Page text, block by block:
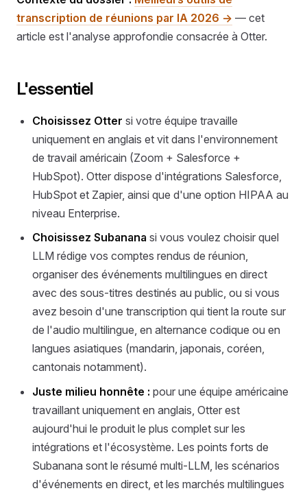
transcription de réunions par IA 2026 → — cet
article est l'analyse approfondie consacrée à Otter.
L'essentiel
Choisissez Otter si votre équipe travaille
uniquement en anglais et vit dans l'environnement
de travail américain (Zoom + Salesforce +
HubSpot). Otter dispose d'intégrations Salesforce,
HubSpot et Zapier, ainsi que d'une option HIPAA au
niveau Enterprise.
Choisissez Subanana si vous voulez choisir quel
LLM rédige vos comptes rendus de réunion,
organiser des événements multilingues en direct
avec des sous-titres destinés au public, ou si vous
avez besoin d'une transcription qui tient la route sur
de l'audio multilingue, en alternance codique ou en
langues asiatiques (mandarin, japonais, coréen,
cantonais notamment).
Juste milieu honnête : pour une équipe américaine
travaillant uniquement en anglais, Otter est
aujourd'hui le produit le plus complet sur les
intégrations et l'écosystème. Les points forts de
Subanana sont le résumé multi-LLM, les scénarios
d'événements en direct, et les marchés multilingues